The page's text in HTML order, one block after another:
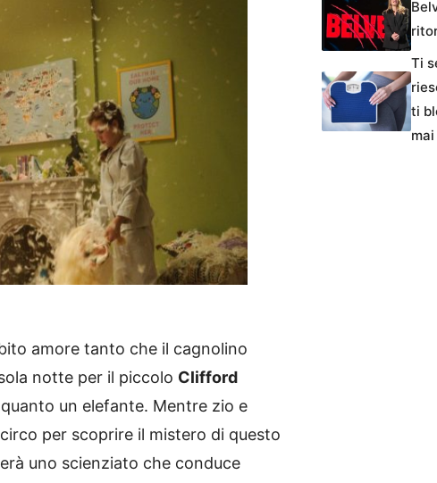
amore tanto che il cagnolino
notte per il piccolo Clifford
un elefante. Mentre zio e
per scoprire il mistero di questo
uno scienziato che conduce
Ti
ti
mai